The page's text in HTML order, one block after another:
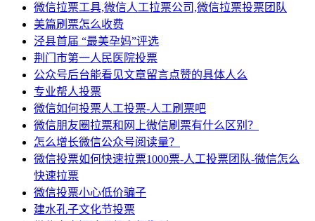
微信拉票工具,微信人工拉票公司,微信拉票投票团队
美篇刷票怎么收费
泾县首届 “最美孕妈”评选
荆门市第一人民医院投票
公众号后台能看见文章留言点赞的具体人么
专业帮人投票
微信如何投票人工投票-人工刷票吧
微信朋友圈拉票和网上微信刷票有什么区别？
怎么增长微信公众号阅读量？
微信投票如何快速拉票1000票-人工投票团队-微信怎么
快速拉票
微信投票小心低价骗子
建水孔子文化节投票